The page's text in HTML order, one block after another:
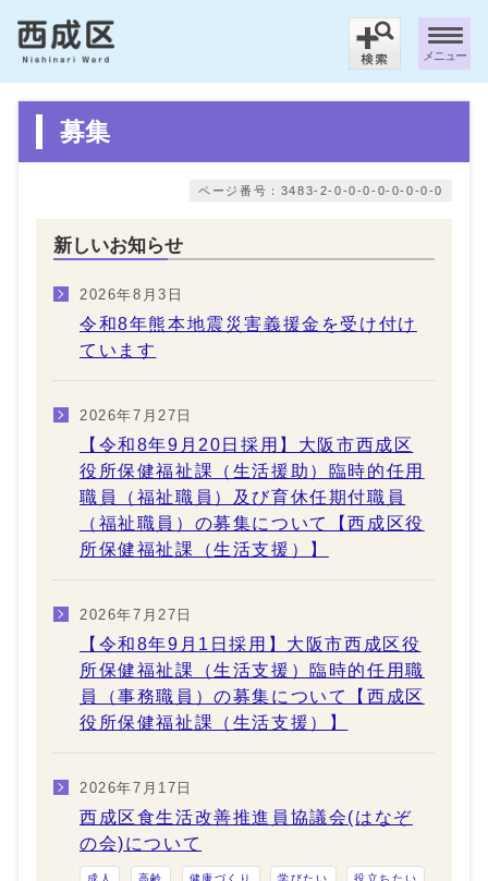
メニュー
募集
ページ番号：3483-2-0-0-0-0-0-0-0-0
新しいお知らせ
2026年8月3日
令和8年熊本地震災害義援金を受け付け
ています
2026年7月27日
【令和8年9月20日採用】大阪市西成区
役所保健福祉課（生活援助）臨時的任用
職員（福祉職員）及び育休任期付職員
（福祉職員）の募集について【西成区役
所保健福祉課（生活支援）】
2026年7月27日
【令和8年9月1日採用】大阪市西成区役
所保健福祉課（生活支援）臨時的任用職
員（事務職員）の募集について【西成区
役所保健福祉課（生活支援）】
2026年7月17日
西成区食生活改善推進員協議会(はなぞ
の会)について
成人 高齢 健康づくり 学びたい 役立ちたい